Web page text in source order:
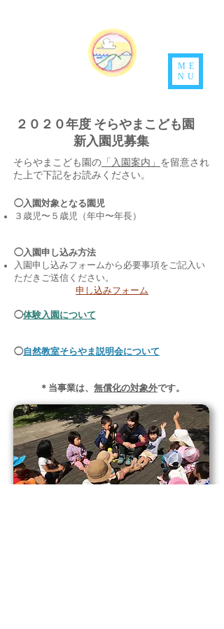
ME
NU
２０２０年度 そらやまこども園
新入園児募集
そらやまこども園の 「入園案内」 を留意され
た上で下記をお読みください。
◯入園対象となる園児
３歳児〜５歳児（年中〜年長）
◯入園申し込み方法
​入園申し込みフォームから必要事項をご記入い
ただきご送信ください。
申し込みフォーム
◯体験入園について
◯自然教室そらやま説明会について
＊当事業は、 無償化の対象外です。